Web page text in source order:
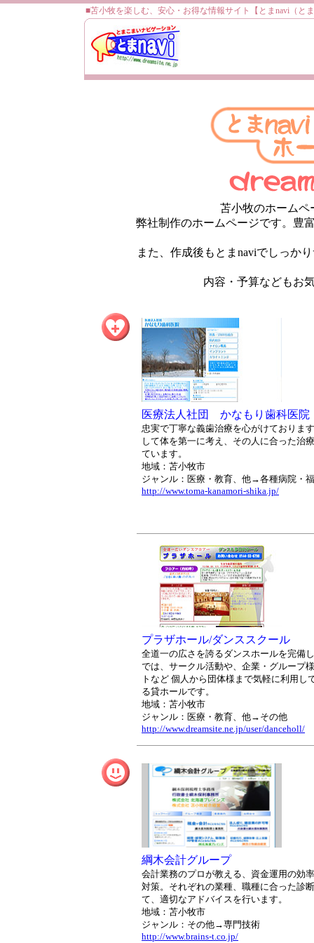
苫小牧のホームペ
弊社制作のホームページです。豊
また、作成後もとまnaviでしっか
内容・予算などもお
医療法人社団 かなもり歯科医院
忠実で丁寧な義歯治療を心がけておりま
して体を第一に考え、その人に合った治
ています。
地域：苫小牧市
ジャンル：医療・教育、他→各種病院・
http://www.toma-kanamori-shika.jp/
プラザホール/ダンススクール
全道一の広さを誇るダンスホールを完備
では、サークル活動や、企業・グループ
トなど 個人から団体様まで気軽に利用し
る貸ホールです。
地域：苫小牧市
ジャンル：医療・教育、他→その他
http://www.dreamsite.ne.jp/user/danceholl/
綱木会計グループ
会計業務のプロが教える、資金運用の効
対策。それぞれの業種、職種に合った診
て、適切なアドバイスを行います。
地域：苫小牧市
ジャンル：その他→専門技術
http://www.brains-t.co.jp/